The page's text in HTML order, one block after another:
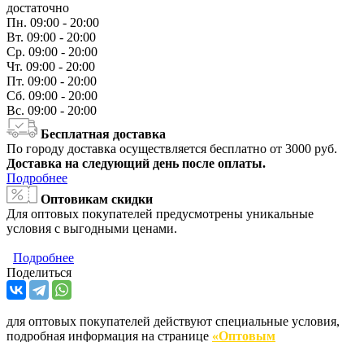
достаточно
Пн. 09:00 - 20:00
Вт. 09:00 - 20:00
Ср. 09:00 - 20:00
Чт. 09:00 - 20:00
Пт. 09:00 - 20:00
Сб. 09:00 - 20:00
Вс. 09:00 - 20:00
Бесплатная доставка
По городу доставка осуществляется бесплатно от 3000 руб.
Доставка на следующий день после оплаты.
Подробнее
Оптовикам скидки
Для оптовых покупателей предусмотрены уникальные
условия с выгодными ценами.
Подробнее
Поделиться
для оптовых покупателей действуют специальные условия,
подробная информация на странице «Оптовым